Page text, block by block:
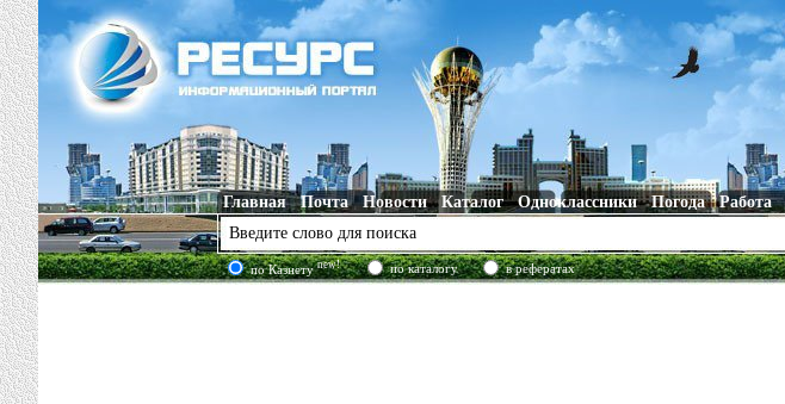
Главная Почта Новости Каталог Одноклассники Погода Работа
по Казнетуnew! по каталогу в рефератах